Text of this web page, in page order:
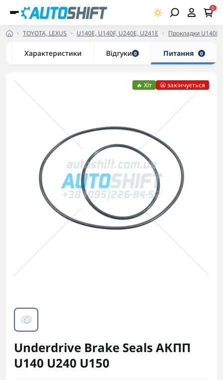
0
TOYOTA, LEXUS U140E, U140F, U240E, U241E Прокладки U140E,
Характеристики Відгуки 0 Питання 0
🔥 Хіт 😬 закінчується
Underdrive Brake Seals АКПП
U140 U240 U150